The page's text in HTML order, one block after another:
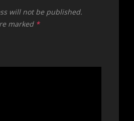
will not be published.
marked *